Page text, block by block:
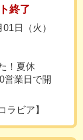
終了
日（火）
！夏休
営業日で開
ラビア】